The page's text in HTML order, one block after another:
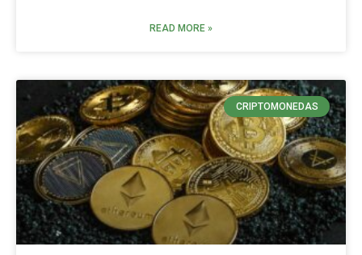
READ MORE »
CRIPTOMONEDAS